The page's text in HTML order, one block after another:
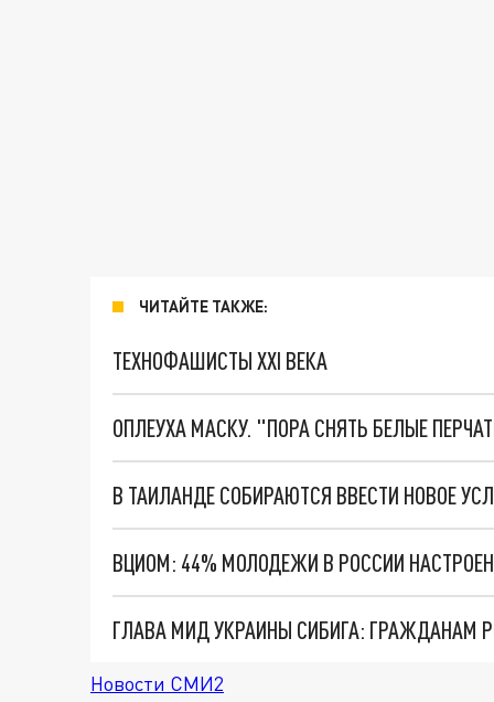
ЧИТАЙТЕ ТАКЖЕ:
ТЕХНОФАШИСТЫ XXI ВЕКА
ОПЛЕУХА МАСКУ. "ПОРА СНЯТЬ БЕЛЫЕ
В ТАИЛАНДЕ СОБИРАЮТСЯ ВВЕСТИ НОВОЕ
ВЦИОМ: 44% МОЛОДЕЖИ В РОССИИ
ГЛАВА МИД УКРАИНЫ СИБИГА: ГРАЖДАНАМ
Новости СМИ2